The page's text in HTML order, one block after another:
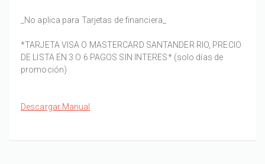
_No aplica para Tarjetas de financiera_
*TARJETA VISA O MASTERCARD SANTANDER RIO, PRECIO
DE LISTA EN 3 O 6 PAGOS SIN INTERES* (solo días de
promoción)
Descargar Manual